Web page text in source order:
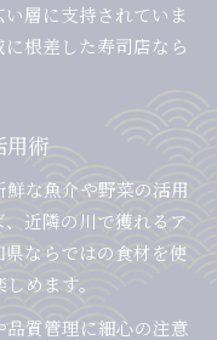
層に支持されていま
根差した寿司店なら
用術
な魚介や野菜の活用
近隣の川で獲れるア
ならではの食材を使
めます。
質管理に細心の注意